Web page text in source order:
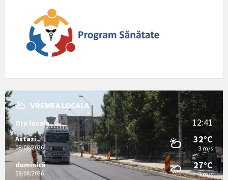
VREMEA LOCALA
Ora locala 12:41
Astazi
08/08/2026
32°C
3 m/s
duminică
09/08/2026
27°C
1 m/s